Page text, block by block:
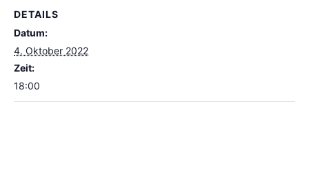
DETAILS
Datum:
4. Oktober 2022
Zeit:
18:00